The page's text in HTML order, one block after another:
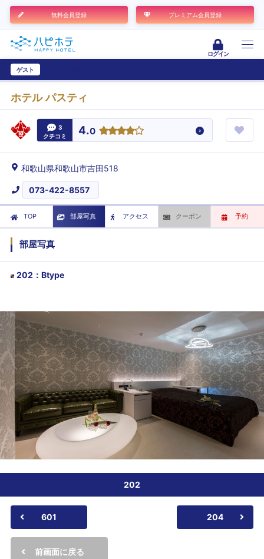
無料会員登録 プレミアム会員登録
ログイン
ゲスト
ホテル パスティ
3
クチコミ
4.0
和歌山県和歌山市吉田518
073-422-8557
TOP 部屋写真 アクセス クーポン 予約
部屋写真
202 ： Btype
202
601 204
前画面に戻る